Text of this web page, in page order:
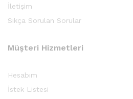
İletişim
Sıkça Sorulan Sorular
Müşteri Hizmetleri
Hesabım
İstek Listesi